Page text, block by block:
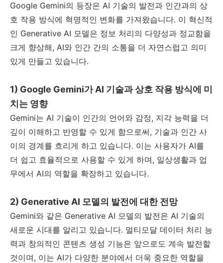
Google Gemini의 등장은 AI 기술의 발전과 인간과의 상
호 작용 방식에 혁명적인 변화를 가져왔습니다. 이 혁신적
인 Generative AI 모델은 정보 처리의 다양성과 정교함을
크게 향상해, AI와 인간 간의 소통을 더 자연스럽고 의미
있게 만들고 있습니다.
1) Google Gemini가 AI 기술과 상호 작용 방식에 미
치는 영향
Gemini는 AI 기술이 인간의 언어와 감정, 지각 능력을 더
깊이 이해하고 반영할 수 있게 함으로써, 기술과 인간 사
이의 경계를 흐리게 하고 있습니다. 이는 사용자가 AI를
더 쉽고 효율적으로 사용할 수 있게 하며, 일상생활과 업
무에서 AI의 역할을 확장하고 있습니다.
2) Generative AI 모델의 발전에 대한 전망
Gemini와 같은 Generative AI 모델의 발전은 AI 기술의
새로운 시대를 알리고 있습니다. 멀티모달 데이터 처리 능
력과 창의적인 콘텐츠 생성 기능은 앞으로도 계속 발전할
것이며, 이는 AI가 다양한 분야에서 더욱 중요한 역할을